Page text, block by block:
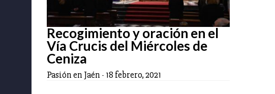
Recogimiento y oración en el
Vía Crucis del Miércoles de
Ceniza
Pasión en Jaén - 18 febrero, 2021